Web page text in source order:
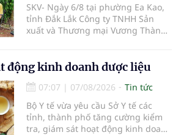
SKV- Ngày 6/8 tại phường Ea Kao,
tỉnh Đắk Lắk Công ty TNHH Sản
xuất và Thương mại Vương Thành
tham gia của các chủ doanh
nghiệp, chủ quán cà phê, hợp tác
xã, người làm nông nghiệp và
những người yêu thích cà phê.
động kinh doanh dược liệu
07:07 | 07/08/2026
Tin tức
Bộ Y tế vừa yêu cầu Sở Y tế các
tỉnh, thành phố tăng cường kiểm
tra, giám sát hoạt động kinh doanh